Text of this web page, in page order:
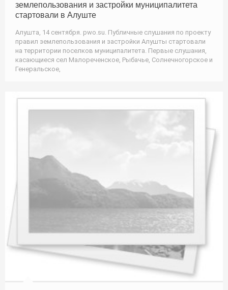
землепользования и застройки муниципалитета
стартовали в Алуште
Алушта, 14 сентября. pwo.su. Публичные слушания по проекту
правил землепользования и застройки Алушты стартовали
на территории поселков муниципалитета. Первые слушания,
касающиеся сел Малореченское, Рыбачье, Солнечногорское и
Генеральское,